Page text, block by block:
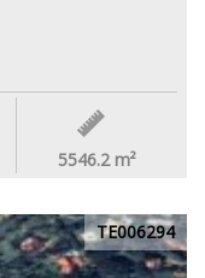
5546.2 m²
TE006294